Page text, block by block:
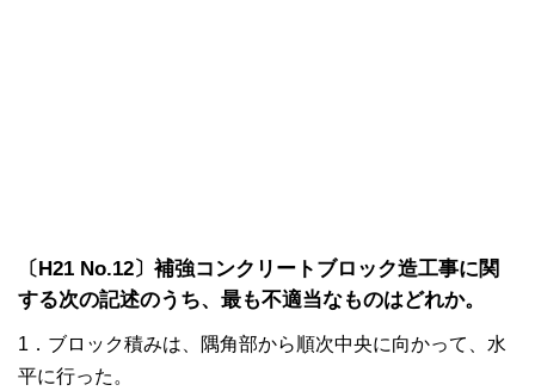
〔H21 No.12〕補強コンクリートブロック造工事に関
する次の記述のうち、最も不適当なものはどれか。
1．ブロック積みは、隅角部から順次中央に向かって、水
平に行った。